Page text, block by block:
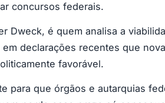
concursos federais.
Dweck, é quem analisa a
declarações recentes que
favorável.
para que órgãos e autarquias